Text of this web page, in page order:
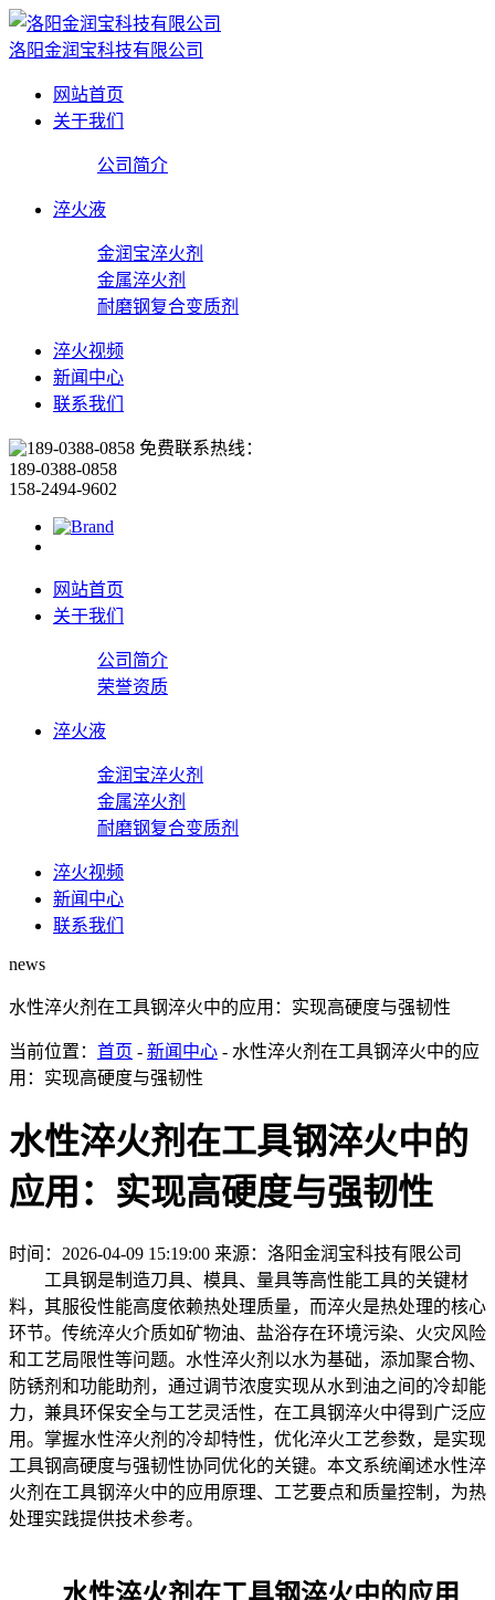
洛阳金润宝科技有限公司
网站首页
关于我们
公司简介
淬火液
金润宝淬火剂
金属淬火剂
耐磨钢复合变质剂
淬火视频
新闻中心
联系我们
免费联系热线：
189-0388-0858
158-2494-9602
网站首页
关于我们
公司简介
荣誉资质
淬火液
金润宝淬火剂
金属淬火剂
耐磨钢复合变质剂
淬火视频
新闻中心
联系我们
news
水性淬火剂在工具钢淬火中的应用：实现高硬度与强韧性
当前位置： 首页 - 新闻中心 - 水性淬火剂在工具钢淬火中的应
用：实现高硬度与强韧性
水性淬火剂在工具钢淬火中的
应用：实现高硬度与强韧性
时间：2026-04-09 15:19:00 来源：洛阳金润宝科技有限公司
工具钢是制造刀具、模具、量具等高性能工具的关键材
料，其服役性能高度依赖热处理质量，而淬火是热处理的核心
环节。传统淬火介质如矿物油、盐浴存在环境污染、火灾风险
和工艺局限性等问题。水性淬火剂以水为基础，添加聚合物、
防锈剂和功能助剂，通过调节浓度实现从水到油之间的冷却能
力，兼具环保安全与工艺灵活性，在工具钢淬火中得到广泛应
用。掌握水性淬火剂的冷却特性，优化淬火工艺参数，是实现
工具钢高硬度与强韧性协同优化的关键。本文系统阐述水性淬
火剂在工具钢淬火中的应用原理、工艺要点和质量控制，为热
处理实践提供技术参考。
水性淬火剂在工具钢淬火中的应用